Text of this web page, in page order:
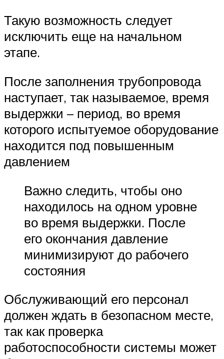
Такую возможность следует
исключить еще на начальном
этапе.
После заполнения трубопровода
наступает, так называемое, время
выдержки – период, во время
которого испытуемое оборудование
находится под повышенным
давлением
Важно следить, чтобы оно
находилось на одном уровне
во время выдержки. После
его окончания давление
минимизируют до рабочего
состояния
Обслуживающий его персонал
должен ждать в безопасном месте,
так как проверка
работоспособности системы может